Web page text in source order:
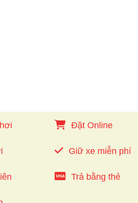
Đặt Online
Giữ xe miễn phí
Trả bằng thẻ